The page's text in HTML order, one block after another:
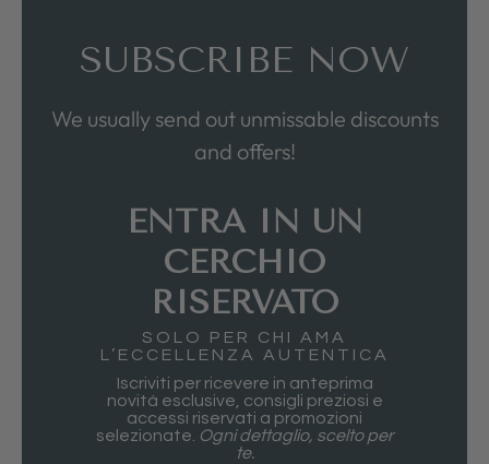
SUBSCRIBE NOW
We usually send out unmissable discounts
and offers!
ENTRA IN UN
CERCHIO
RISERVATO
SOLO PER CHI AMA
L’ECCELLENZA AUTENTICA
Iscriviti per ricevere in anteprima
novità esclusive, consigli preziosi e
accessi riservati a promozioni
selezionate. Ogni dettaglio, scelto per
te.